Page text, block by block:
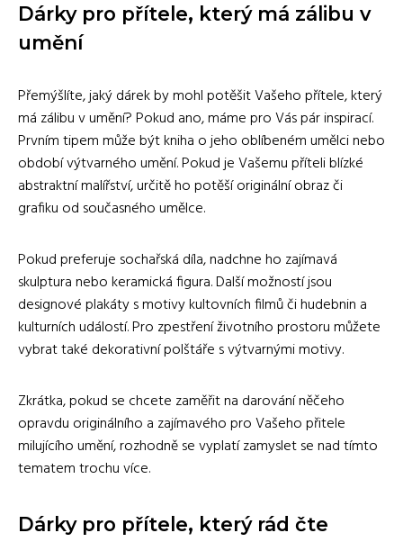
Dárky pro přítele, který má zálibu v
umění
Přemýšlíte, jaký dárek by mohl potěšit Vašeho přítele, který
má zálibu v umění? Pokud ano, máme pro Vás pár inspirací.
Prvním tipem může být kniha o jeho oblíbeném umělci nebo
období výtvarného umění. Pokud je Vašemu příteli blízké
abstraktní malířství, určitě ho potěší originální obraz či
grafiku od současného umělce.
Pokud preferuje sochařská díla, nadchne ho zajímavá
skulptura nebo keramická figura. Další možností jsou
designové plakáty s motivy kultovních filmů či hudebnin a
kulturních událostí. Pro zpestření životního prostoru můžete
vybrat také dekorativní polštáře s výtvarnými motivy.
Zkrátka, pokud se chcete zaměřit na darování něčeho
opravdu originálního a zajímavého pro Vašeho přitele
milujícího umění, rozhodně se vyplatí zamyslet se nad tímto
tematem trochu více.
Dárky pro přítele, který rád čte